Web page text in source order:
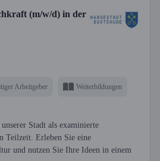
(m/w/d) in der
Arbeitgeber Weiterbildungen
Stadt als examinierte
Teilzeit. Erleben Sie eine
und nutzen Sie Ihre Ideen in einem